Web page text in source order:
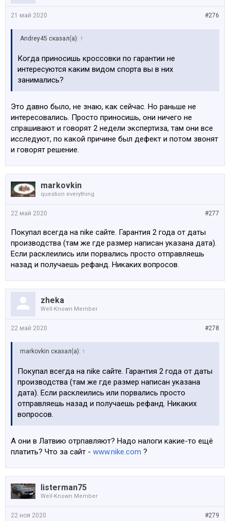
#276
21 май 2020
Andrey45 сказал(а): ↑
Когда приносишь кроссовки по гарантии не
интересуются каким видом спорта вы в них
занимались?
Это давно было, не знаю, как сейчас. Но раньше не
интересовались. Просто приносишь, они ничего не
спрашивают и говорят 2 недели экспертиза, там они все
исследуют, по какой причине был дефект и потом звонят
и говорят решение.
markovkin
question everything
#277
22 май 2020
Покупал всегда на nike сайте. Гарантия 2 года от даты
производства (там же где размер написан указана дата).
Если расклеились или порвались просто отправляешь
назад и получаешь рефанд. Никаких вопросов.
zheka
Well-Known Member
#278
22 май 2020
markovkin сказал(а): ↑
Покупал всегда на nike сайте. Гарантия 2 года от даты
производства (там же где размер написан указана
дата). Если расклеились или порвались просто
отправляешь назад и получаешь рефанд. Никаких
вопросов.
А они в Латвию отрпавляют? Надо налоги какие-то ещё
платить? Что за сайт - www.nike.com ?
listerman75
Well-Known Member
#279
22 ноя 2020